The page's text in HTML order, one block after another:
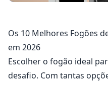
Os 10 Melhores Fogões
em 2026
Escolher o fogão ideal
desafio. Com tantas